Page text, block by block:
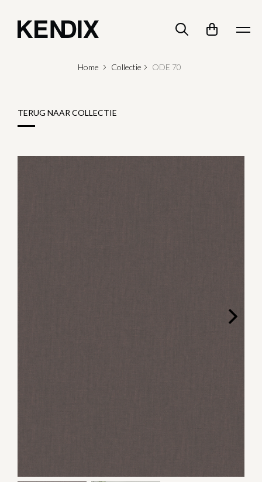
Home Collectie ODE 70
TERUG NAAR COLLECTIE